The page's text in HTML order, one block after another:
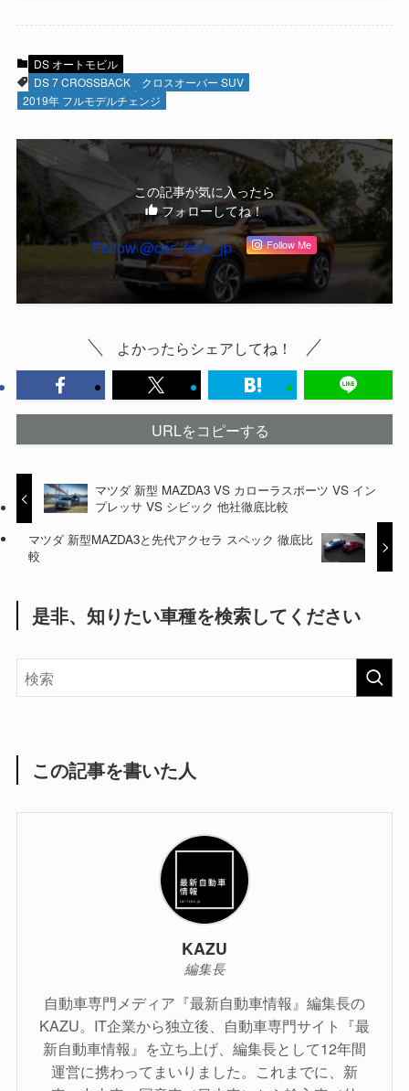
DS オートモビル
DS 7 CROSSBACK
クロスオーバー SUV
2019年 フルモデルチェンジ
この記事が気に入ったら
フォローしてね！
Follow @car_repo_jp Follow Me
よかったらシェアしてね！
URLをコピーする
マツダ 新型 MAZDA3 VS カローラスポーツ VS イン
プレッサ VS シビック 他社徹底比較
マツダ 新型MAZDA3と先代アクセラ スペック 徹底比
較
是非、知りたい車種を検索してください
この記事を書いた人
KAZU
編集長
自動車専門メディア『最新自動車情報』編集長の
KAZU。IT企業から独立後、自動車専門サイト『最
新自動車情報』を立ち上げ、編集長として12年間
運営に携わってまいりました。これまでに、新